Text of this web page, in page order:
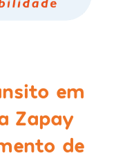
em
Zapay
de